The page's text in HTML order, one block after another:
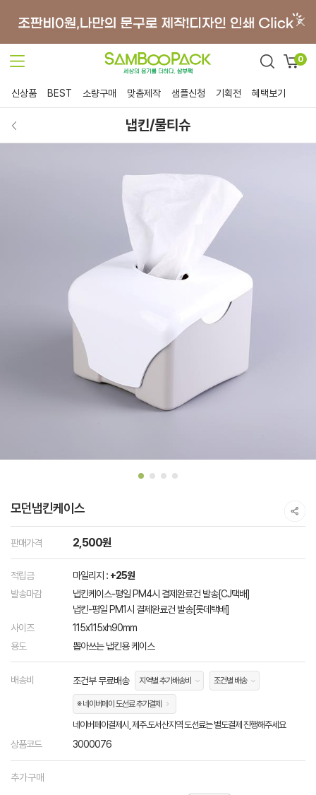
0
신상품 BEST 소량구매 맞춤제작 샘플신청 기획전 혜택보기
냅킨/물티슈
모던냅킨케이스
판매가격 2,500원
적립금 마일리지 : +25원
발송마감
냅킨케이스-평일 PM4시 결제완료건 발송[CJ택배]
냅킨-평일 PM1시 결제완료건 발송[롯데택배]
사이즈
115x115xh90mm
용도
뽑아쓰는 냅킨용 케이스
배송비 조건부 무료배송 지역별 추가배송비 조건별 배송
※ 네이버페이 도선료 추가결제
네이버페이결제시, 제주.도서산지역 도선료는 별도결제 진행해주세요
상품코드 3000076
추가구매